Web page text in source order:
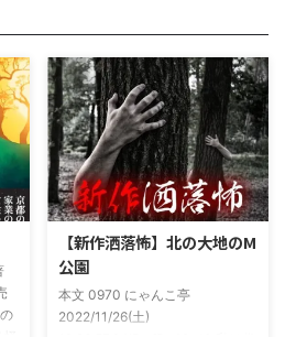
【新作洒落怖】北の大地のM
公園
本文 0970 にゃんこ亭
2022/11/26(土)